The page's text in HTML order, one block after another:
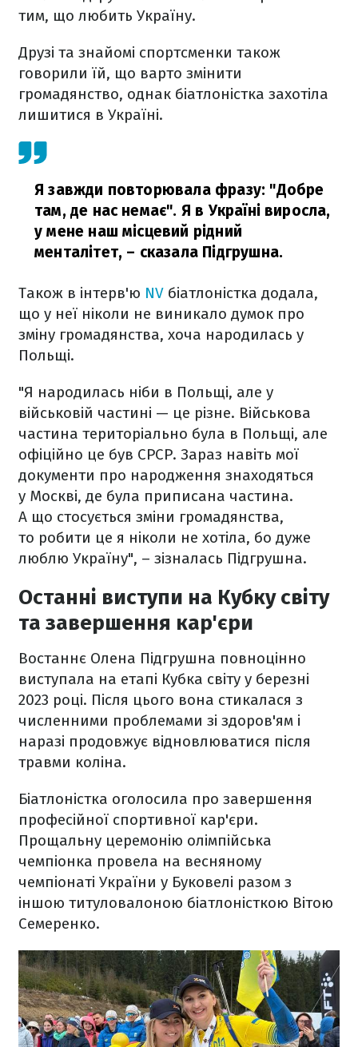
тим, що любить Україну.
Друзі та знайомі спортсменки також
говорили їй, що варто змінити
громадянство, однак біатлоністка захотіла
лишитися в Україні.
Я завжди повторювала фразу: "Добре
там, де нас немає". Я в Україні виросла,
у мене наш місцевий рідний
менталітет, – сказала Підгрушна.
Також в інтерв'ю NV біатлоністка додала,
що у неї ніколи не виникало думок про
зміну громадянства, хоча народилась у
Польщі.
"Я народилась ніби в Польщі, але у
військовій частині — це різне. Військова
частина територіально була в Польщі, але
офіційно це був СРСР. Зараз навіть мої
документи про народження знаходяться
у Москві, де була приписана частина.
А що стосується зміни громадянства,
то робити це я ніколи не хотіла, бо дуже
люблю Україну", – зізналась Підгрушна.
Останні виступи на Кубку світу
та завершення кар'єри
Востаннє Олена Підгрушна повноцінно
виступала на етапі Кубка світу у березні
2023 році. Після цього вона стикалася з
численними проблемами зі здоров'ям і
наразі продовжує відновлюватися після
травми коліна.
Біатлоністка оголосила про завершення
професійної спортивної кар'єри.
Прощальну церемонію олімпійська
чемпіонка провела на весняному
чемпіонаті України у Буковелі разом з
іншою титуловалоною біатлоністкою Вітою
Семеренко.